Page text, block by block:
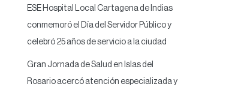
ESE Hospital Local Cartagena de Indias
conmemoró el Día del Servidor Público y
celebró 25 años de servicio a la ciudad
Gran Jornada de Salud en Islas del
Rosario acercó atención especializada y